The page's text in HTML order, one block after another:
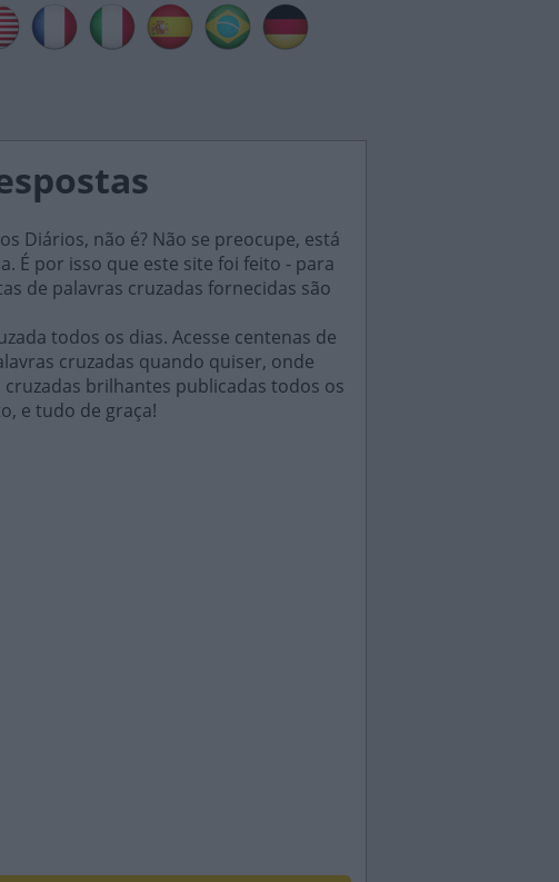
Diários, não é? Não se preocupe, está
É por isso que este site foi feito - para
de palavras cruzadas fornecidas são
todos os dias. Acesse centenas de
cruzadas quando quiser, onde
brilhantes publicadas todos os
e tudo de graça!